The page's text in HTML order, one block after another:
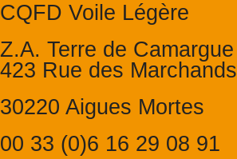
CQFD Voile Légère
Z.A. Terre de Camargue
423 Rue des Marchands
30220 Aigues Mortes
00 33 (0)6 16 29 08 91